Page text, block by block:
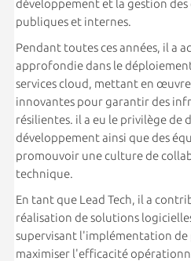
développement et la gestion
publiques et internes.
Pendant toutes ces années, il a
approfondie dans le
services cloud, mettant en
innovantes pour garantir des
résilientes. il a eu le privilège de
développement ainsi que des
promouvoir une culture de
technique.
En tant que Lead Tech, il a
réalisation de solutions
supervisant l'implémentation de
maximiser l'efficacité